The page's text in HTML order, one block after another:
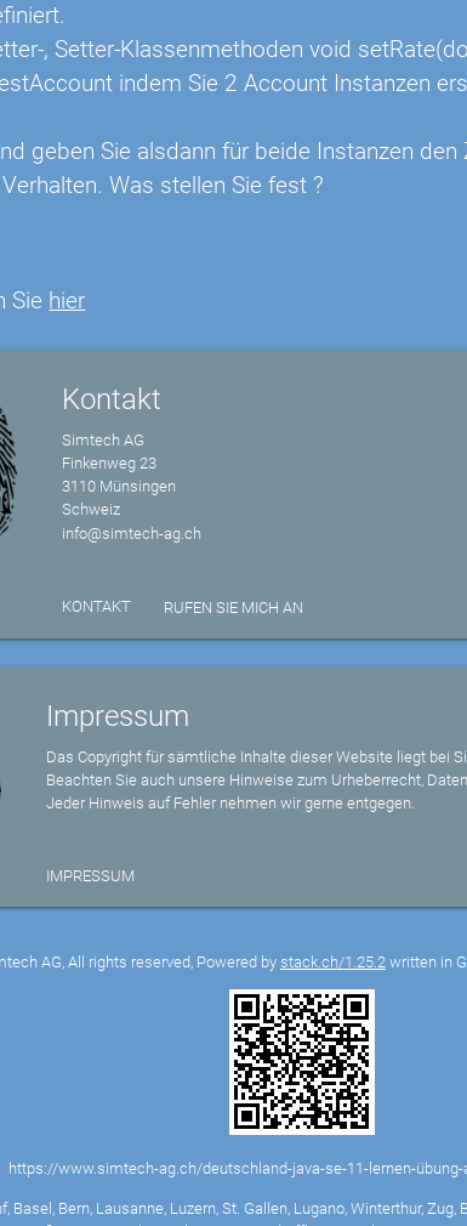
, Setter-Klassenmethoden void
indem Sie 2 Account Instanzen
geben Sie alsdann für beide Instanzen den
Was stellen Sie fest ?
Sie hier
Kontakt
Simtech AG
Finkenweg 23
3110 Münsingen
Schweiz
info@simtech-ag.ch
KONTAKT RUFEN SIE MICH AN
Impressum
Das Copyright für sämtliche Inhalte dieser Website liegt bei
Beachten Sie auch unsere Hinweise zum Urheberrecht,
Jeder Hinweis auf Fehler nehmen wir gerne entgegen.
IMPRESSUM
AG, All rights reserved, Powered by stack.ch/1.25.2written in
https://www.simtech-ag.ch/deutschland-java-se-11-lernen-
Basel, Bern, Lausanne, Luzern, St. Gallen, Lugano, Winterthur,